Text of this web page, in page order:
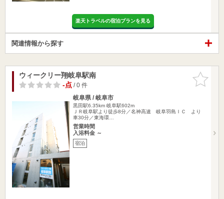
楽天トラベルの宿泊プランを見る
関連情報から探す
お気に入
りに追加
ウィークリー翔岐阜駅南
-点/ 0 件
岐阜県 / 岐阜市
黒田駅6.35km 岐阜駅602m
ＪＲ岐阜駅より徒歩8分／名神高速 岐阜羽島ＩＣ より
車30分／東海環…
営業時間
入浴料金 ～
宿泊